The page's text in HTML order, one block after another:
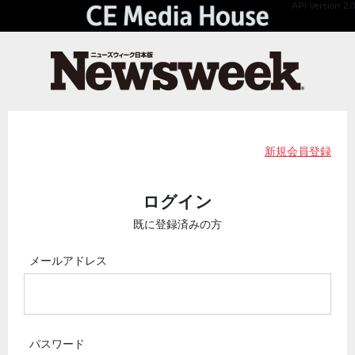
API Version 2.0
新規会員登録
ログイン
既に登録済みの方
メールアドレス
パスワード